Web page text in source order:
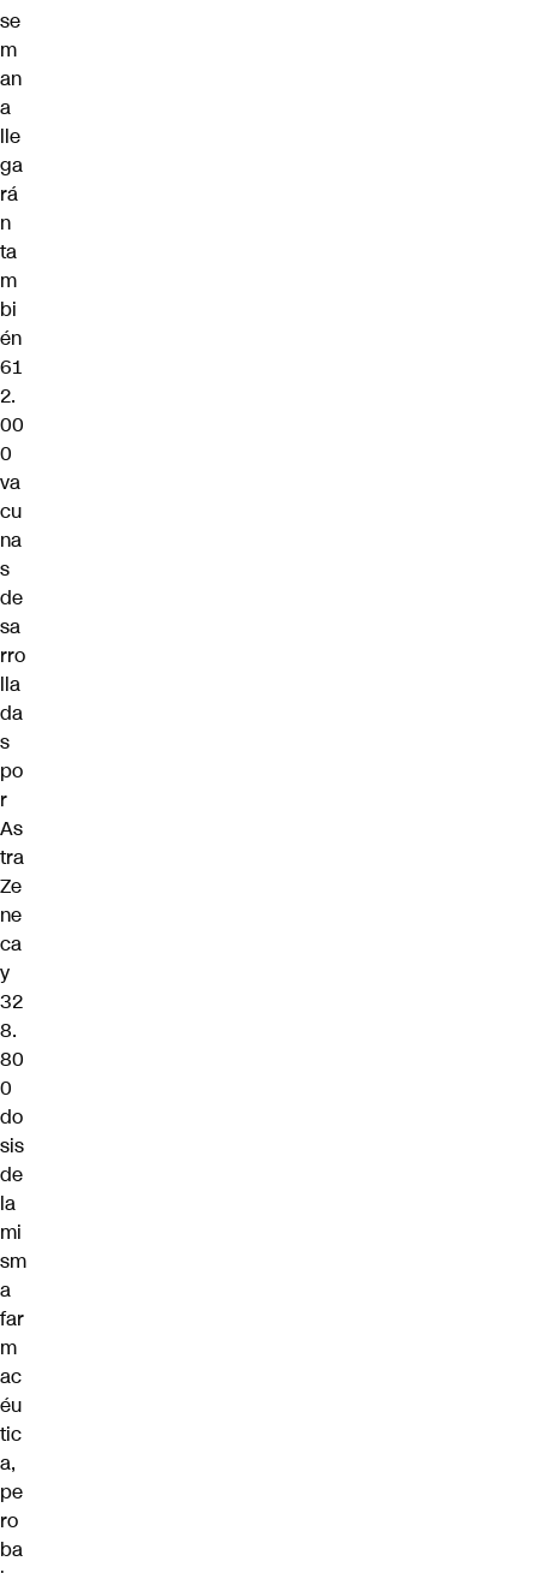
se
m
an
a
lle
ga
rá
n
ta
m
bi
én
61
2.
00
0
va
cu
na
s
de
sa
rro
lla
da
s
po
r
As
tra
Ze
ne
ca
y
32
8.
80
0
do
sis
de
la
mi
sm
a
far
m
ac
éu
tic
a,
pe
ro
ba